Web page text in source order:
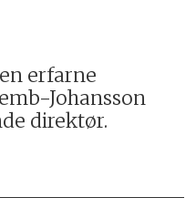
erfarne
Johansson
direktør.